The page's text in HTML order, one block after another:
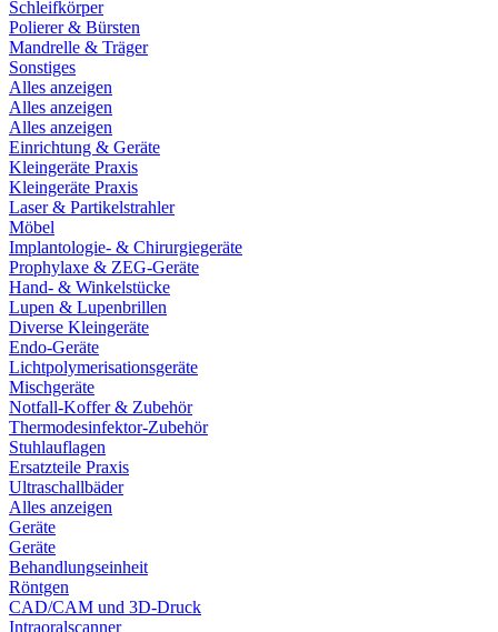
Schleifkörper
Polierer & Bürsten
Mandrelle & Träger
Sonstiges
Alles anzeigen
Alles anzeigen
Alles anzeigen
Einrichtung & Geräte
Kleingeräte Praxis
Kleingeräte Praxis
Laser & Partikelstrahler
Möbel
Implantologie- & Chirurgiegeräte
Prophylaxe & ZEG-Geräte
Hand- & Winkelstücke
Lupen & Lupenbrillen
Diverse Kleingeräte
Endo-Geräte
Lichtpolymerisationsgeräte
Mischgeräte
Notfall-Koffer & Zubehör
Thermodesinfektor-Zubehör
Stuhlauflagen
Ersatzteile Praxis
Ultraschallbäder
Alles anzeigen
Geräte
Geräte
Behandlungseinheit
Röntgen
CAD/CAM und 3D-Druck
Intraoralscanner